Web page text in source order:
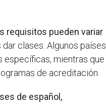
requisitos pueden variar
dar clases. Algunos países
mientras que
de acreditación.
de español,